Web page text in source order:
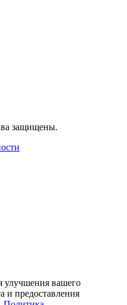
защищены.
улучшения вашего
и предоставления